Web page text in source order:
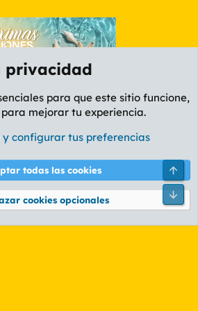
AMARILLO
y reglas Política de privacidad Ayuda
® © 2010-2026 XenForo Ltd.
privacidad
para que este sitio funcione,
mejorar tu experiencia.
configurar tus preferencias
todas las cookies
cookies opcionales
Pie